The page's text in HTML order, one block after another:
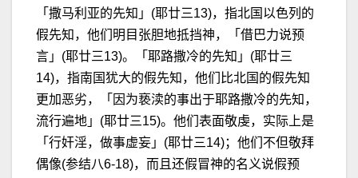
「撒马利亚的先知」(耶廿三13)，指北国以色列的
假先知，他们明目张胆地抵挡神，「借巴力说预
言」(耶廿三13)。「耶路撒冷的先知」(耶廿三
14)，指南国犹大的假先知，他们比北国的假先知
更加恶劣，「因为亵渎的事出于耶路撒冷的先知，
流行遍地」(耶廿三15)。他们表面敬虔，实际上是
「行奸淫，做事虚妄」(耶廿三14)；他们不但敬拜
偶像(参结八6-18)，而且还假冒神的名义说假预